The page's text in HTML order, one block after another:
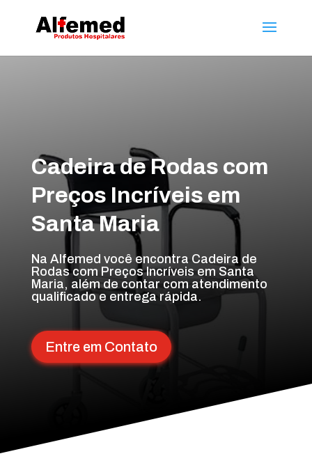
Cadeira de Rodas com
Preços Incríveis em
Santa Maria
Na Alfemed você encontra Cadeira de
Rodas com Preços Incríveis em Santa
Maria, além de contar com atendimento
qualificado e entrega rápida.
Entre em Contato